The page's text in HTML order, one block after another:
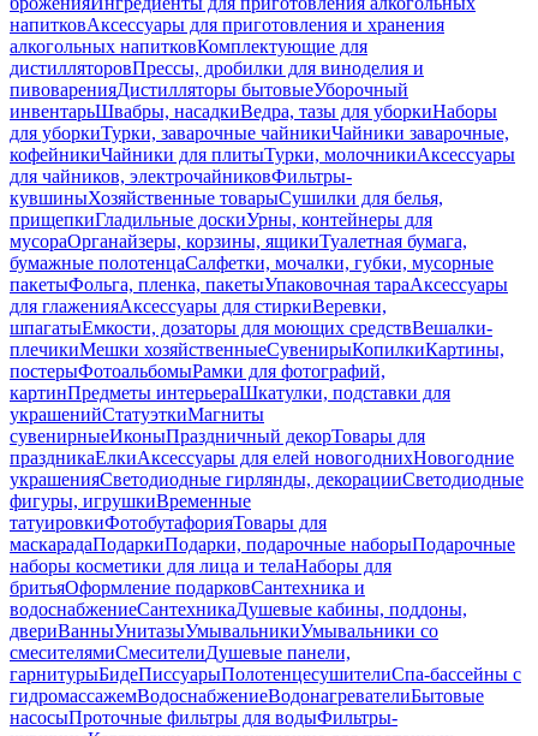
напитковАксессуары для приготовления и хранения
алкогольных напитковКомплектующие для
дистилляторовПрессы, дробилки для виноделия и
пивоваренияДистилляторы бытовыеУборочный
инвентарьШвабры, насадкиВедра, тазы для уборкиНаборы
для уборкиТурки, заварочные чайникиЧайники заварочные,
кофейникиЧайники для плитыТурки, молочникиАксессуары
для чайников, электрочайниковФильтры-
кувшиныХозяйственные товарыСушилки для белья,
прищепкиГладильные доскиУрны, контейнеры для
мусораОрганайзеры, корзины, ящикиТуалетная бумага,
бумажные полотенцаСалфетки, мочалки, губки, мусорные
пакетыФольга, пленка, пакетыУпаковочная тараАксессуары
для глаженияАксессуары для стиркиВеревки,
шпагатыЕмкости, дозаторы для моющих средствВешалки-
плечикиМешки хозяйственныеСувенирыКопилкиКартины,
постерыФотоальбомыРамки для фотографий,
картинПредметы интерьераШкатулки, подставки для
украшенийСтатуэткиМагниты
сувенирныеИконыПраздничный декорТовары для
праздникаЕлкиАксессуары для елей новогоднихНовогодние
украшенияСветодиодные гирлянды, декорацииСветодиодные
фигуры, игрушкиВременные
татуировкиФотобутафорияТовары для
маскарадаПодаркиПодарки, подарочные наборыПодарочные
наборы косметики для лица и телаНаборы для
бритьяОформление подарковСантехника и
водоснабжениеСантехникаДушевые кабины, поддоны,
двериВанныУнитазыУмывальникиУмывальники со
смесителямиСмесителиДушевые панели,
гарнитурыБидеПиссуарыПолотенцесушителиСпа-бассейны с
гидромассажемВодоснабжениеВодонагревателиБытовые
насосыПроточные фильтры для водыФильтры-